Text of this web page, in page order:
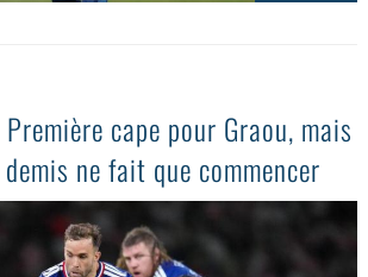
cape pour Graou, mais
ne fait que commencer